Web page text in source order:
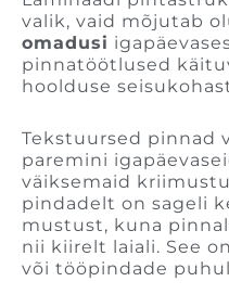
valik, vaid mõjutab
omadusi
pinnatöötlused
hoolduse
Tekstuursed pinnad
paremini
väiksemaid
pindadelt on sageli
mustust, kuna
nii kiirelt laiali. See
või tööpindade